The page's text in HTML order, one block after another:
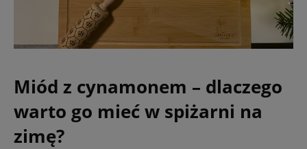
Miód z cynamonem – dlaczego
warto go mieć w spiżarni na
zimę?